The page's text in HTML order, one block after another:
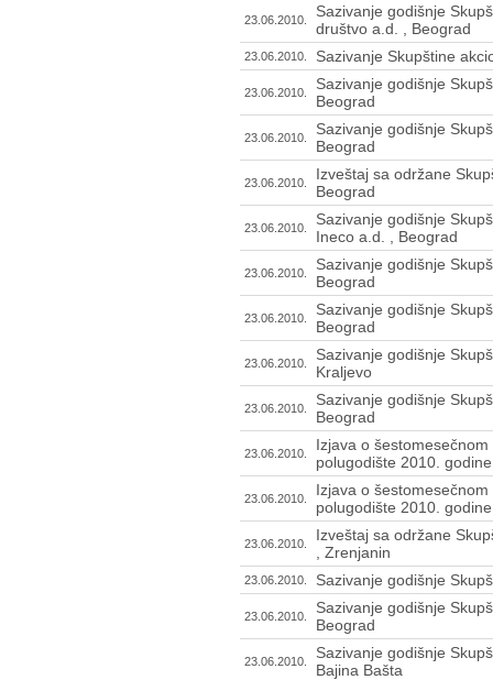
23.06.2010.
Sazivanje godišnje
društvo a.d. , Beograd
23.06.2010. Sazivanje Skupštine
23.06.2010.
Sazivanje godišnje
Beograd
23.06.2010.
Sazivanje godišnje
Beograd
23.06.2010.
Izveštaj sa održane
Beograd
23.06.2010.
Sazivanje godišnje
Ineco a.d. , Beograd
23.06.2010.
Sazivanje godišnje
Beograd
23.06.2010.
Sazivanje godišnje
Beograd
23.06.2010.
Sazivanje godišnje
Kraljevo
23.06.2010.
Sazivanje godišnje
Beograd
23.06.2010.
Izjava o
polugodište 2010.
23.06.2010.
Izjava o
polugodište 2010.
23.06.2010.
Izveštaj sa održane
, Zrenjanin
23.06.2010. Sazivanje godišnje
23.06.2010.
Sazivanje godišnje
Beograd
23.06.2010.
Sazivanje godišnje
Bajina Bašta